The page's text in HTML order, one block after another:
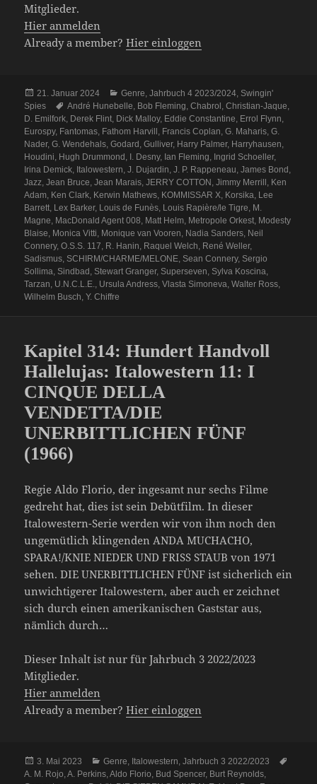
Mitglieder.
Hier anmelden
Already a member?Hier einloggen
Veröffentlicht
am
21. Januar 2024 Kategorien
Genre,Jahrbuch 4 2023/2024, Swingin'
Spies
Schlagwörter
André Hunebelle, Bob Fleming,Chabrol ,Christian-Jaque,
D. Emilfork, Derek Flint, Dick Malloy, Eddie Constantine, Errol Flynn,
Eurospy, Fantomas, Fathom Harvill , Francis Coplan,G. Maharis,G.
Nader,G. Wendehals,Godard ,Gulliver, Harry Palmer, Harryhausen,
Houdini, Hugh Drummond , I. Desny, Ian Fleming, Ingrid Schoeller,
Irina Demick, Italowestern,J. Dujardin,J. P. Rappeneau,James Bond ,
Jazz,Jean Bruce,Jean Marais,JERRY COTTON ,Jimmy Merrill , Ken
Adam, Ken Clark, Kerwin Mathews, KOMMISSAR X, Korsika, Lee
Barrett, Lex Barker, Louis de Funès, Louis Rapière/le Tigre, M.
Magne, MacDonald Agent 008, Matt Helm, Metropole Orkest, Modesty
Blaise, Monica Vitti, Monique van Vooren, Nadia Sanders, Neil
Connery,O.S.S. 117, R. Hanin, Raquel Welch, René Weller,
Sadismus, SCHIRM/CHARME/MELONE, Sean Connery, Sergio
Sollima, Sindbad , Stewart Granger, Superseven, Sylva Koscina,
Tarzan, U.N.C.L.E., Ursula Andress,Vlasta Simoneva,Walter Ross,
Wilhelm Busch,Y. Chiffre
Kapitel 314: Hundert Handvoll
Hallelujas: Italowestern 11: I
CINQUE DELLA
VENDETTA/DIE
UNERBITTLICHEN FÜNF
(1966)
Regie Aldo Florio, der ingesamt nur sechs Filme
gedreht hat, dies ist sein Debütfilm. In dieser
Italowestern-Serie werden wir von ihm noch den
ungemütlich klingenden ANDA MUCHACHO,
SPARA!/KNIE NIEDER UND FRISS STAUB von 1971
sehen. DIE UNERBITTLICHEN FÜNF ist sicherlich ein
unwichtigerer Italowestern, aber auch er zeichnet
sich durch einen amerikanischen Gaststar aus,
nämlich durch…
Dieser Inhalt ist nur für Jahrbuch 3 2022/2023
Mitglieder.
Hier anmelden
Already a member?Hier einloggen
Veröffentlicht
am
3. Mai 2023 Kategorien
Genre Italowestern ,Jahrbuch 3 2022/2023
A. M. Rojo ,A. Perkins ,Aldo Florio Bud Spencer, Burt Reynolds